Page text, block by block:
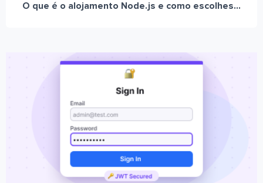
O que é o alojamento Node.js e como escolhes...